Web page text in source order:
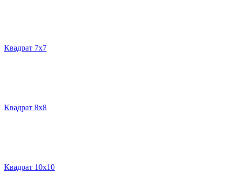
Квадрат 7х7
Квадрат 8х8
Квадрат 10х10